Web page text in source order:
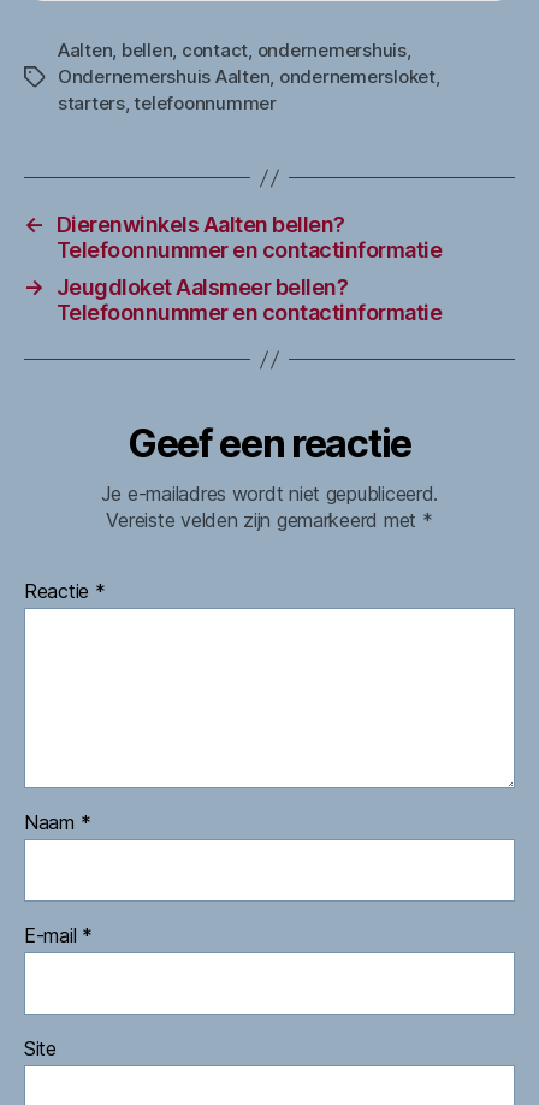
Tags
Aalten, bellen, contact, ondernemershuis,
Ondernemershuis Aalten, ondernemersloket,
starters,telefoonnummer
←
Dierenwinkels Aalten bellen?
Telefoonnummer en contactinformatie
→
Jeugdloket Aalsmeer bellen?
Telefoonnummer en contactinformatie
Geef een reactie
Je e-mailadres wordt niet gepubliceerd.
Vereiste velden zijn gemarkeerd met *
Reactie *
Naam *
E-mail *
Site